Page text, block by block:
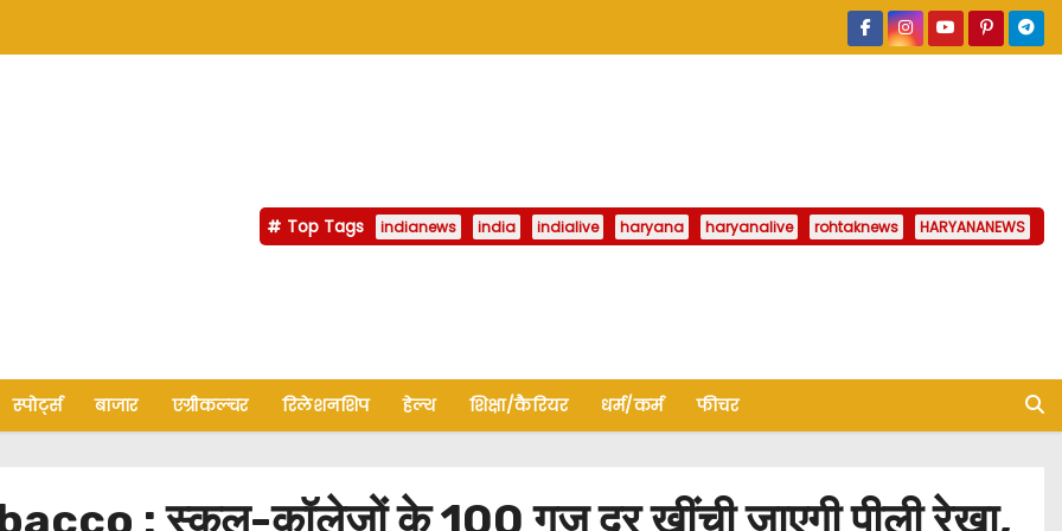
Top Tags indianews india indialive haryana haryanalive rohtaknews HARYANANEWS
स्पोर्ट्स बाजार एग्रीकल्चर रिलेशनशिप हेल्थ शिक्षा/कैरियर धर्म/कर्म फीचर